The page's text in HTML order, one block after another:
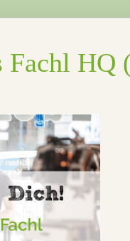
Fachl HQ